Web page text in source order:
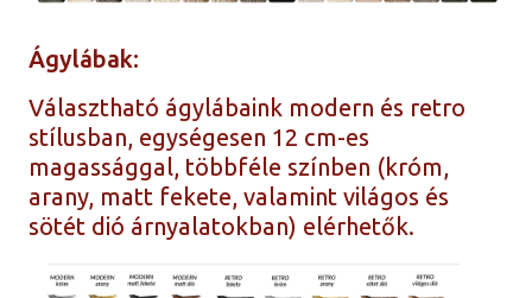
Ágylábak:
Választható ágylábaink modern és retro
stílusban, egységesen 12 cm-es
magassággal, többféle színben (króm,
arany, matt fekete, valamint világos és
sötét dió árnyalatokban) elérhetők.